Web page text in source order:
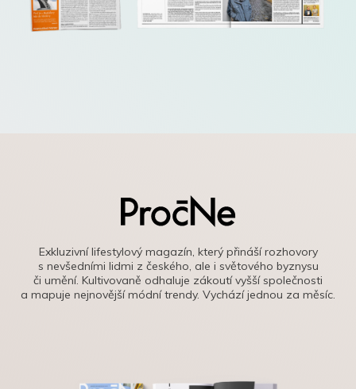
Exkluzivní lifestylový magazín, který přináší rozhovory
s nevšedními lidmi z českého, ale i světového byznysu
či umění. Kultivovaně odhaluje zákoutí vyšší společnosti
a mapuje nejnovější módní trendy. Vychází jednou za měsíc.